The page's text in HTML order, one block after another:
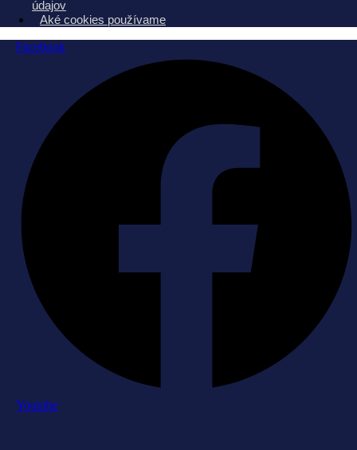
údajov
Aké cookies používame
Facebook
Youtube